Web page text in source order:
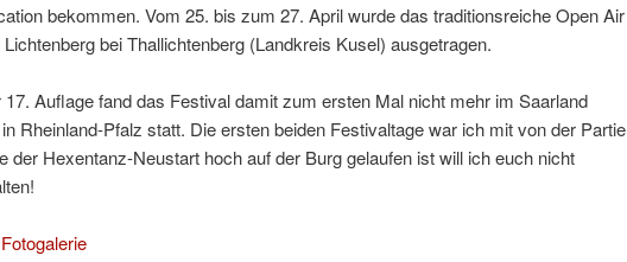
bekommen. Vom 25. bis zum 27. April wurde das traditionsreiche Open Air
bei Thallichtenberg (Landkreis Kusel) ausgetragen.
17. Auflage fand das Festival damit zum ersten Mal nicht mehr im Saarland
Rheinland-Pfalz statt. Die ersten beiden Festivaltage war ich mit von der Partie
der Hexentanz-Neustart hoch auf der Burg gelaufen ist will ich euch nicht